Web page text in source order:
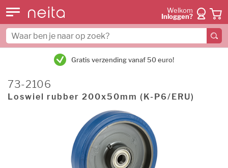
Welkom
Inloggen?
Gratis verzending vanaf 50 euro!
73-2106
Loswiel rubber 200x50mm (K-P6/ERU)